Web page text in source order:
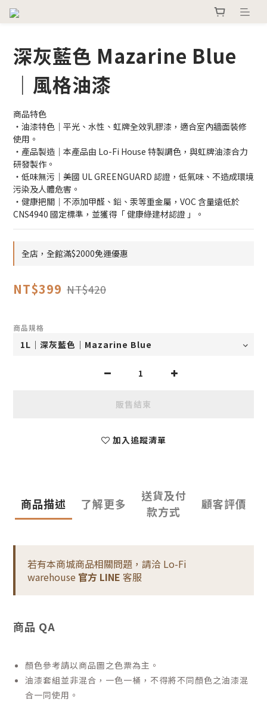
深灰藍色 Mazarine Blue
｜風格油漆
商品特色
・油漆特色｜平光、水性、虹牌全效乳膠漆，適合室內牆面裝修
使用。
・產品製造｜本產品由 Lo-Fi House 特製調色，與虹牌油漆合力
研發製作。
・低味無污｜美國 UL GREENGUARD 認證，低氣味、不造成環境
污染及人體危害。
・健康把關｜不添加甲醛、鉛、汞等重金屬，VOC 含量遠低於
CNS4940 國定標準，並獲得「 健康綠建材認證 」。
全店，全館滿$2000免運優惠
NT$399 NT$420
商品規格
販售結束
加入追蹤清單
商品描述 了解更多
送貨及付
款方式
顧客評價
若有本商城商品相關問題，請洽 Lo-Fi
warehouse 官方 LINE 客服
商品 QA
顏色參考請以商品圖之色票為主。
油漆套組並非混合，一色一桶，不得將不同顏色之油漆混
合一同使用。